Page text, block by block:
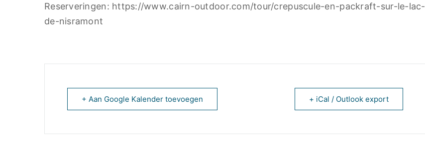
Reserveringen: https://www.cairn-outdoor.com/tour/crepuscule-en-packraft-sur-le-lac-
de-nisramont
+ Aan Google Kalender toevoegen + iCal / Outlook export